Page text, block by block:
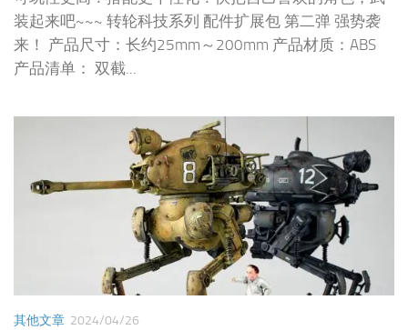
装起来吧~~~ 转轮科技系列 配件扩展包 第二弹 强势袭
来！ 产品尺寸：长约25mm～200mm 产品材质：ABS
产品清单： 双截...
其他文章 2024/04/26